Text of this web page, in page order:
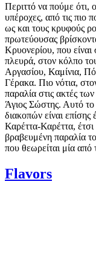
Περιττό να πούμε ότι,
υπέροχες, από τις πιο
ως και τους κρυφούς
πρωτεύουσας
Κρυονερίου, που είναι
πλευρά, στον κόλπο
Αργασίου, Καμίνια,
Γέρακα. Πιο νότια,
παραλία στις ακτές
Άγιος Σώστης. Αυτό
διακοπών είναι
Καρέττα-Καρέττα,
βραβευμένη παραλία
που θεωρείται μία από
Flavors